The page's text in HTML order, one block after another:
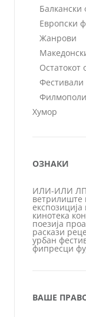
Балкански
Европски
Жанрови
Остатокот
Фестивали
Хумор
ОЗНАКИ
ИЛИ-ИЛИ ЛП
ветрилиште
експозиција
кинотека
поезија
раскази
урбан
фипресци
ВАШЕ